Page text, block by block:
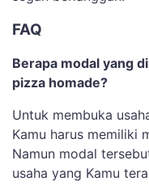
FAQ
Berapa modal yang
pizza homade?
Untuk membuka
Kamu harus memiliki
Namun modal
usaha yang Kamu